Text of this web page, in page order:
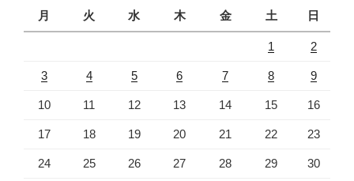
月
火 水 木 金 土 日
1 2
3 4 5 6 7 8 9
10 11 12 13 14 15 16
17 18 19 20 21 22 23
24 25 26 27 28 29 30